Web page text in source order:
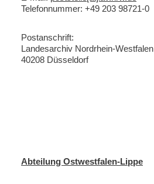
Telefonnummer: +49 203 98721-0
Postanschrift:
Landesarchiv Nordrhein-Westfalen
40208 Düsseldorf
Abteilung Ostwestfalen-Lippe